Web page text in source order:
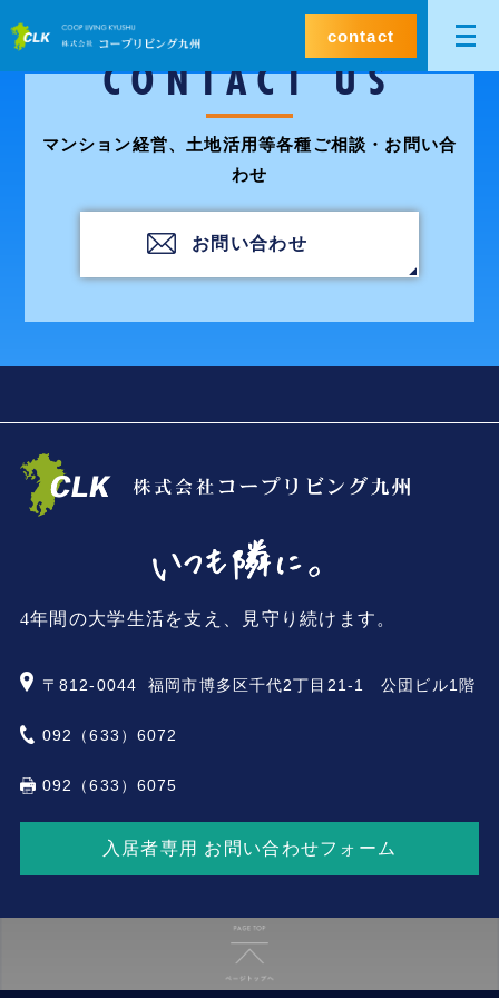
contact
CONTACT US
マンション経営、土地活用等各種ご相談・お問い合
わせ
お問い合わせ
4年間の大学生活を支え、見守り続けます。
〒812-0044 福岡市博多区千代2丁目21-1 公団ビル1階
092（633）6072
092（633）6075
入居者専用 お問い合わせフォーム